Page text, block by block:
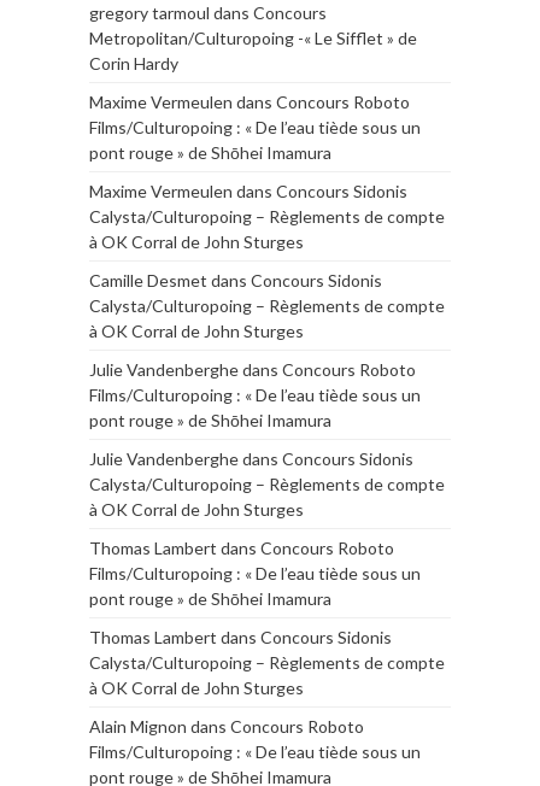
gregory tarmoul dans Concours
Metropolitan/Culturopoing -« Le Sifflet » de
Corin Hardy
Maxime Vermeulen dans Concours Roboto
Films/Culturopoing : « De l’eau tiède sous un
pont rouge » de Shōhei Imamura
Maxime Vermeulen dans Concours Sidonis
Calysta/Culturopoing – Règlements de compte
à OK Corral de John Sturges
Camille Desmet dans Concours Sidonis
Calysta/Culturopoing – Règlements de compte
à OK Corral de John Sturges
Julie Vandenberghedans Concours Roboto
Films/Culturopoing : « De l’eau tiède sous un
pont rouge » de Shōhei Imamura
Julie Vandenberghedans Concours Sidonis
Calysta/Culturopoing – Règlements de compte
à OK Corral de John Sturges
Thomas Lambert dans Concours Roboto
Films/Culturopoing : « De l’eau tiède sous un
pont rouge » de Shōhei Imamura
Thomas Lambert dans Concours Sidonis
Calysta/Culturopoing – Règlements de compte
à OK Corral de John Sturges
Alain Mignon dans Concours Roboto
Films/Culturopoing : « De l’eau tiède sous un
pont rouge » de Shōhei Imamura